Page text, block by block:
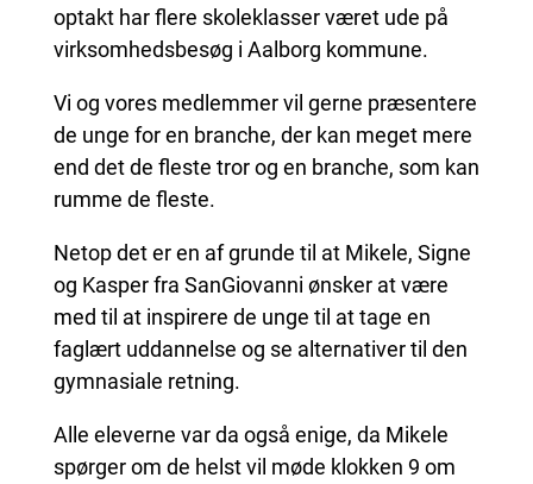
optakt har flere skoleklasser været ude på
virksomhedsbesøg i Aalborg kommune.
Vi og vores medlemmer vil gerne præsentere
de unge for en branche, der kan meget mere
end det de fleste tror og en branche, som kan
rumme de fleste.
Netop det er en af grunde til at Mikele, Signe
og Kasper fra SanGiovanni ønsker at være
med til at inspirere de unge til at tage en
faglært uddannelse og se alternativer til den
gymnasiale retning.
Alle eleverne var da også enige, da Mikele
spørger om de helst vil møde klokken 9 om